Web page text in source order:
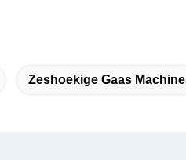
Zeshoekige Gaas Machine